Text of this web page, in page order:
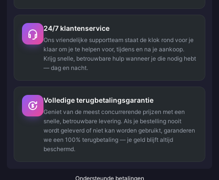
24/7 klantenservice
Ons vriendelijke supportteam staat de klok rond voor je
klaar om je te helpen voor, tijdens en na je aankoop.
Krijg snelle, betrouwbare hulp wanneer je die nodig hebt
— dag en nacht.
Volledige terugbetalingsgarantie
Geniet van de meest concurrerende prijzen met een
snelle, betrouwbare levering. Als je bestelling nooit
wordt geleverd of niet kan worden gebruikt, garanderen
we een 100% terugbetaling — je geld blijft altijd
beschermd.
Ondersteunde betalingen